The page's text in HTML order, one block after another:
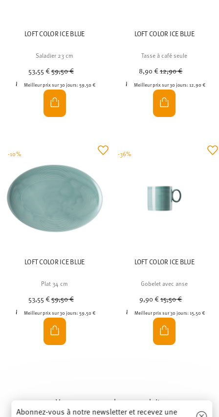
LOFT COLOR ICE BLUE
Saladier 23 cm
53,55 €Price reduced from
59,50 €to
Meilleur prix sur 30 jours:59,50 €
LOFT COLOR ICE BLUE
Tasse à café seule
8,90 €Price reduced from
12,90 €
Meilleur prix sur 30 jours: 12,90 €
LOFT COLOR ICE BLUE
Plat 34 cm
53,55 €Price reduced from
59,50 €to
Meilleur prix sur 30 jours:59,50 €
-10%
LOFT COLOR ICE BLUE
Gobelet avec anse
9,90 €Price reduced from
15,50 €
Meilleur prix sur 30 jours: 15,50 €
-36%
Vous avez vu 14 des 14 produits
Abonnez-vous à notre newsletter et recevez une